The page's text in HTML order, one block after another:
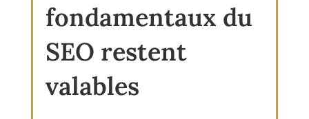
fondamentaux du
SEO restent
valables